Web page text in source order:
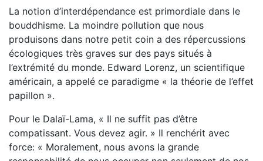
La notion d’interdépendance est primordiale dans le
bouddhisme. La moindre pollution que nous
produisons dans notre petit coin a des répercussions
écologiques très graves sur des pays situés à
l’extrémité du monde. Edward Lorenz, un scientifique
américain, a appelé ce paradigme « la théorie de l’effet
papillon ».
Pour le Dalaï-Lama, « Il ne suffit pas d’être
compatissant. Vous devez agir. » Il renchérit avec
force: « Moralement, nous avons la grande